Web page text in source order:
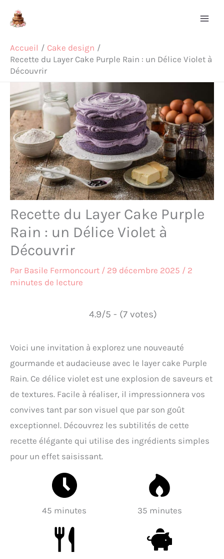
Accueil
Cake design
Recette du Layer Cake Purple Rain : un Délice Violet à
Découvrir
Recette du Layer Cake Purple
Rain : un Délice Violet à
Découvrir
Par Basile Fermoncourt / 29 décembre 2025 / 2
minutes de lecture
4.9/5 - (7 votes)
Voici une invitation à explorez une nouveauté
gourmande et audacieuse avec le layer cake Purple
Rain. Ce délice violet est une explosion de saveurs et
de textures. Facile à réaliser, il impressionnera vos
convives tant par son visuel que par son goût
exceptionnel. Découvrez les subtilités de cette
recette élégante qui utilise des ingrédients simples
pour un effet saisissant.
45 minutes 35 minutes
Rechercher